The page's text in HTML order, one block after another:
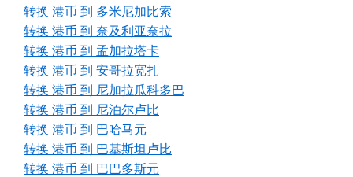
转换 港币 到 多米尼加比索
转换 港币 到 奈及利亚奈拉
转换 港币 到 孟加拉塔卡
转换 港币 到 安哥拉宽扎
转换 港币 到 尼加拉瓜科多巴
转换 港币 到 尼泊尔卢比
转换 港币 到 巴哈马元
转换 港币 到 巴基斯坦卢比
转换 港币 到 巴巴多斯元